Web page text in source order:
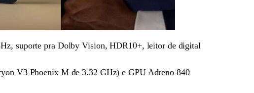
suporte pra Dolby Vision, HDR10+, leitor de digital
V3 Phoenix M de 3.32 GHz) e GPU Adreno 840